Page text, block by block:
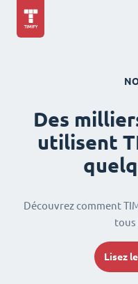
Des
utilisent
Découvrez comment
tous
Lisez